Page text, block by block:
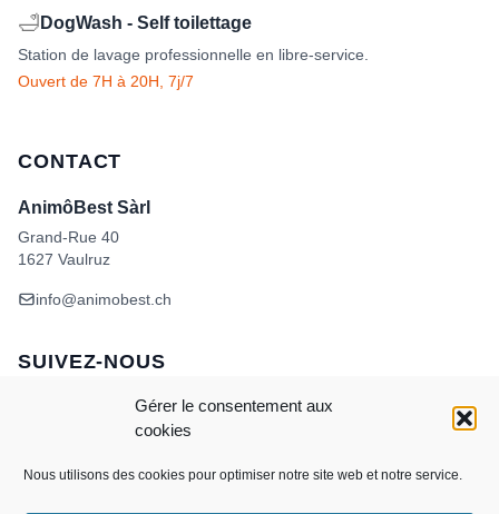
Gérer le consentement aux
cookies
Nous utilisons des cookies pour optimiser notre site web et notre service.
🛁 DogWash - Self toilettage
Station de lavage professionnelle en libre-service.
Ouvert de 7H à 20H, 7j/7
CONTACT
AnimôBest Sàrl
Grand-Rue 40
1627 Vaulruz
info@animobest.ch
SUIVEZ-NOUS